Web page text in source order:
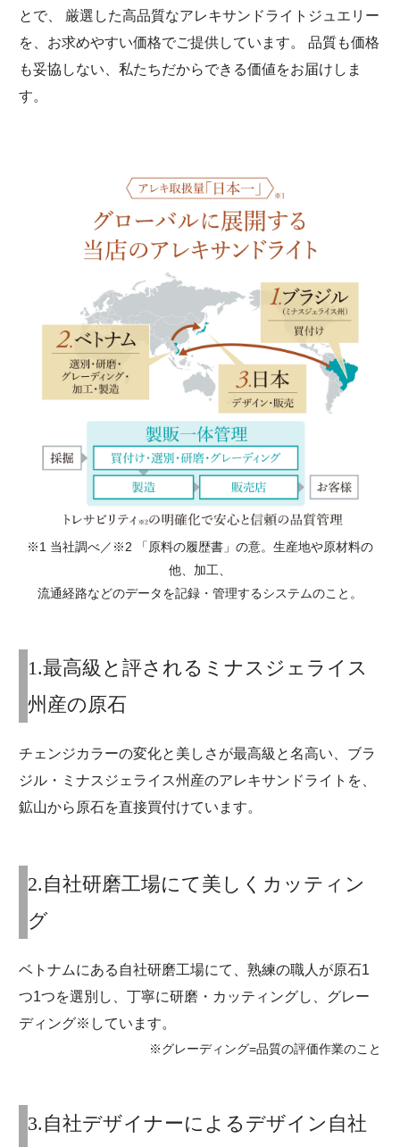
とで、 厳選した高品質なアレキサンドライトジュエリー
を、お求めやすい価格でご提供しています。 品質も価格
も妥協しない、私たちだからできる価値をお届けしま
す。
※1 当社調べ／※2 「原料の履歴書」の意。生産地や原材料の
他、加工、
流通経路などのデータを記録・管理するシステムのこと。
1.最高級と評されるミナスジェライス
州産の原石
チェンジカラーの変化と美しさが最高級と名高い、ブラ
ジル・ミナスジェライス州産のアレキサンドライトを、
鉱山から原石を直接買付けています。
2.自社研磨工場にて美しくカッティン
グ
ベトナムにある自社研磨工場にて、熟練の職人が原石1
つ1つを選別し、丁寧に研磨・カッティングし、グレー
ディング※しています。
※グレーディング=品質の評価作業のこと
3.自社デザイナーによるデザイン自社